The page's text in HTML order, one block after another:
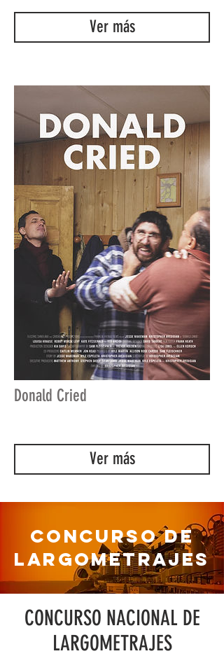
Ver más
Donald Cried
Ver más
CONCURSO DE
LARGOMETRAJES
CONCURSO NACIONAL DE
LARGOMETRAJES